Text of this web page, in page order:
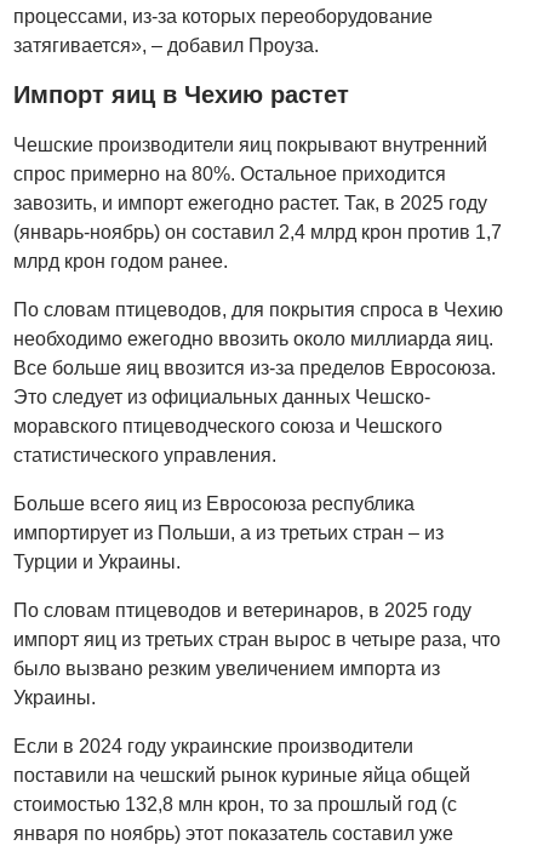
процессами, из-за которых переоборудование
затягивается», – добавил Проуза.
Импорт яиц в Чехию растет
Чешские производители яиц покрывают внутренний
спрос примерно на 80%. Остальное приходится
завозить, и импорт ежегодно растет. Так, в 2025 году
(январь-ноябрь) он составил 2,4 млрд крон против 1,7
млрд крон годом ранее.
По словам птицеводов, для покрытия спроса в Чехию
необходимо ежегодно ввозить около миллиарда яиц.
Все больше яиц ввозится из-за пределов Евросоюза.
Это следует из официальных данных Чешско-
моравского птицеводческого союза и Чешского
статистического управления.
Больше всего яиц из Евросоюза республика
импортирует из Польши, а из третьих стран – из
Турции и Украины.
По словам птицеводов и ветеринаров, в 2025 году
импорт яиц из третьих стран вырос в четыре раза, что
было вызвано резким увеличением импорта из
Украины.
Если в 2024 году украинские производители
поставили на чешский рынок куриные яйца общей
стоимостью 132,8 млн крон, то за прошлый год (с
января по ноябрь) этот показатель составил уже